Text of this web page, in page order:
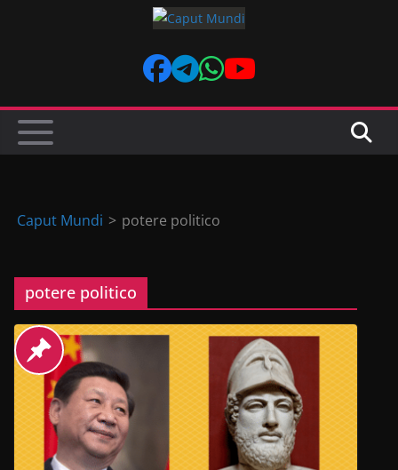
Caput Mundi > potere politico
potere politico